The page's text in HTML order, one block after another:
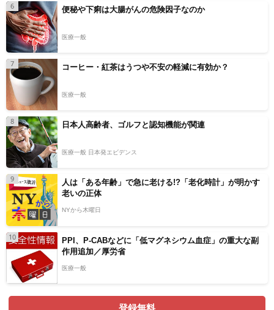
6 便秘や下痢は大腸がんの危険因子なのか
医療一般
7 コーヒー・紅茶はうつや不安の軽減に有効か？
医療一般
8 日本人高齢者、ゴルフと認知機能が関連
医療一般 日本発エビデンス
9
人は「ある年齢」で急に老ける!?「老化時計」が明かす
老いの正体
NYから木曜日
10
PPI、P-CABなどに「低マグネシウム血症」の重大な副
作用追加／厚労省
医療一般
登録無料